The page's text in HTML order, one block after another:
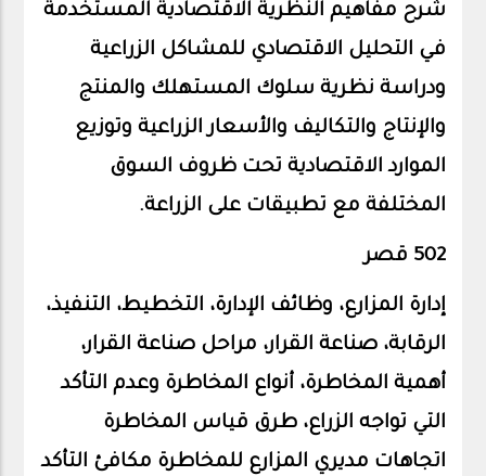
شرح مفاهيم النظرية الاقتصادية المستخدمة
في التحليل الاقتصادي للمشاكل الزراعية
ودراسة نظرية سلوك المستهلك والمنتج
والإنتاج والتكاليف والأسعار الزراعية وتوزيع
الموارد الاقتصادية تحت ظروف السوق
المختلفة مع تطبيقات على الزراعة.
502 قصر
إدارة المزارع، وظائف الإدارة، التخطيط، التنفيذ،
الرقابة، صناعة القرار، مراحل صناعة القرار،
أهمية المخاطرة، أنواع المخاطرة وعدم التأكد
التي تواجه الزراع، طرق قياس المخاطرة
اتجاهات مديري المزارع للمخاطرة مكافئ التأكد